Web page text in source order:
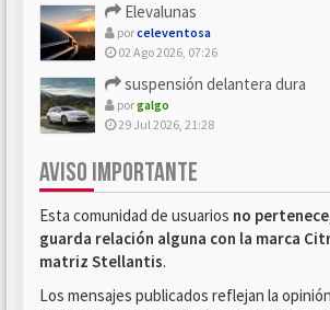
Elevalunas
porceleventosa
02 Ago 2026, 07:26
suspensión delantera dura
porgalgo
29 Jul 2026, 21:28
AVISO IMPORTANTE
Esta comunidad de usuarios no
guarda relación alguna con la marca
matriz Stellantis.
Los mensajes publicados reflejan la